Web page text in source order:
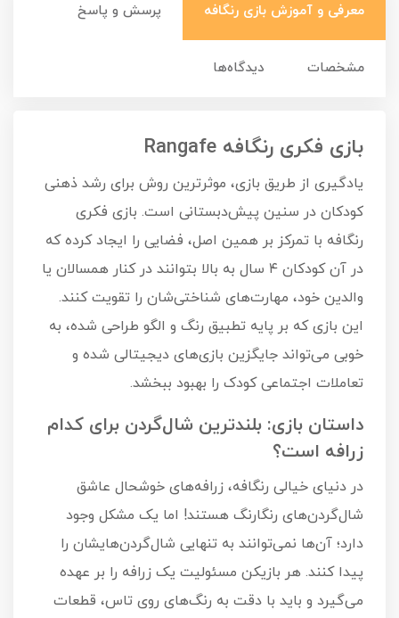
معرفی و آموزش بازی رنگافه پرسش و پاسخ
مشخصات دیدگاه‌ها
بازی فکری رنگافه Rangafe
یادگیری از طریق بازی، موثرترین روش برای رشد ذهنی
کودکان در سنین پیش‌دبستانی است. بازی فکری
رنگافه با تمرکز بر همین اصل، فضایی را ایجاد کرده که
در آن کودکان ۴ سال به بالا بتوانند در کنار همسالان یا
والدین خود، مهارت‌های شناختی‌شان را تقویت کنند.
این بازی که بر پایه تطبیق رنگ و الگو طراحی شده، به
خوبی می‌تواند جایگزین بازی‌های دیجیتالی شده و
تعاملات اجتماعی کودک را بهبود ببخشد.
داستان بازی: بلندترین شال‌گردن برای کدام
زرافه است؟
در دنیای خیالی رنگافه، زرافه‌های خوشحال عاشق
شال‌گردن‌های رنگارنگ هستند! اما یک مشکل وجود
دارد؛ آن‌ها نمی‌توانند به تنهایی شال‌گردن‌هایشان را
پیدا کنند. هر بازیکن مسئولیت یک زرافه را بر عهده
می‌گیرد و باید با دقت به رنگ‌های روی تاس، قطعات